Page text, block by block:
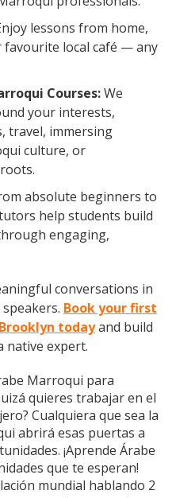
lessons from home,
local café — any
Courses:We
your interests,
travel, immersing
culture, or
absolute beginners to
help students build
engaging,
conversations in
Book your first
todayand build
native expert.
Marroqui para
quieres trabajar en el
Cualquiera que sea la
abrirá esas puertas a
¡Aprende Árabe
que te esperan!
mundial hablando 2